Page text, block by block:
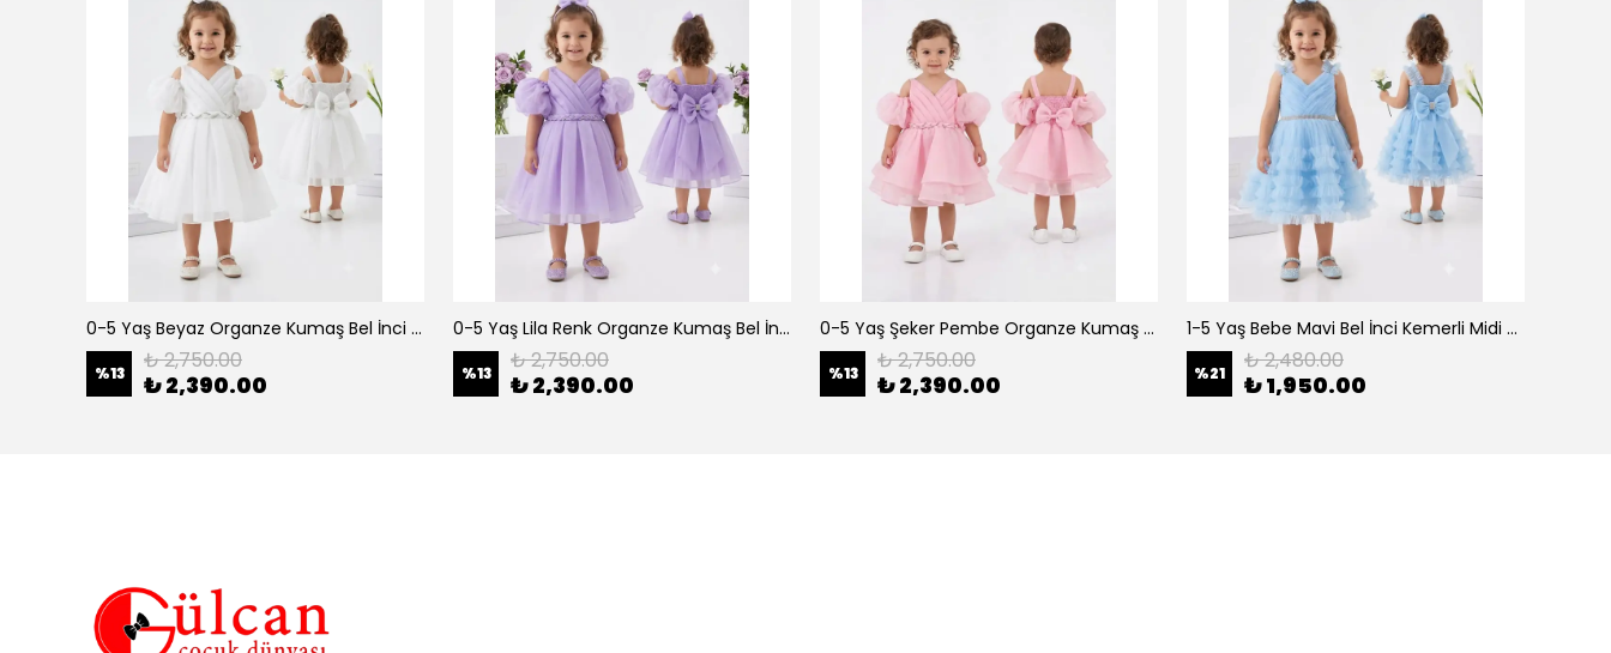
0-5 Yaş Beyaz Organze Kumaş Bel İnci Kemerli Midi Boy Arkası Lastikli Abiye
%13 ₺ 2,750.00
₺ 2,390.00
0-5 Yaş Lila Renk Organze Kumaş Bel İnci Kemerli Midi Boy Arkası Lastikli Abiye
%13 ₺ 2,750.00
₺ 2,390.00
0-5 Yaş Şeker Pembe Organze Kumaş Bel İnci Kemerli Midi Boy Arkası Lastikli Abiye
%13 ₺ 2,750.00
₺ 2,390.00
1-5 Yaş Bebe Mavi Bel İnci Kemerli Midi Boy Arkası Lastikli Tütü Bebe Abiye
%21 ₺ 2,480.00
₺ 1,950.00